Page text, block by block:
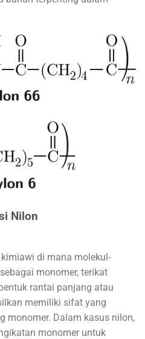
Nilon
di mana molekul-
monomer, terikat
rantai panjang atau
memiliki sifat yang
monomer. Dalam kasus nilon,
monomer untuk